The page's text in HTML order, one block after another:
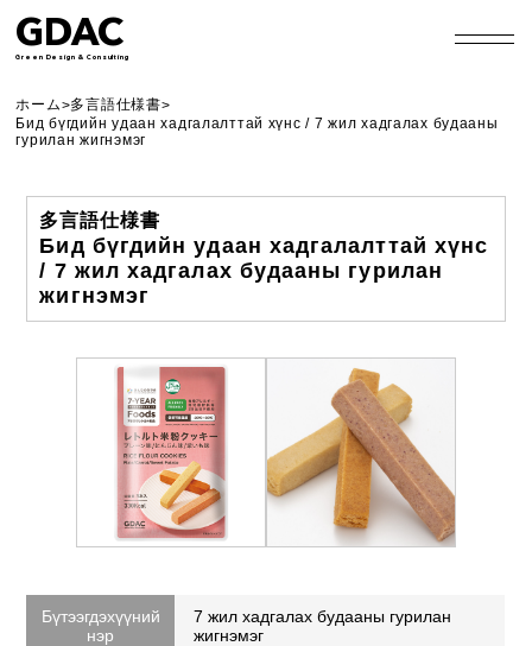
GDAC
Green Design & Consulting
ホーム>多言語仕様書>
Бид бүгдийн удаан хадгалалттай хүнс / 7 жил хадгалах будааны
гурилан жигнэмэг
多言語仕様書
Бид бүгдийн удаан хадгалалттай хүнс
/ 7 жил хадгалах будааны гурилан
жигнэмэг
Бүтээгдэхүүний
нэр
7 жил хадгалах будааны гурилан
жигнэмэг